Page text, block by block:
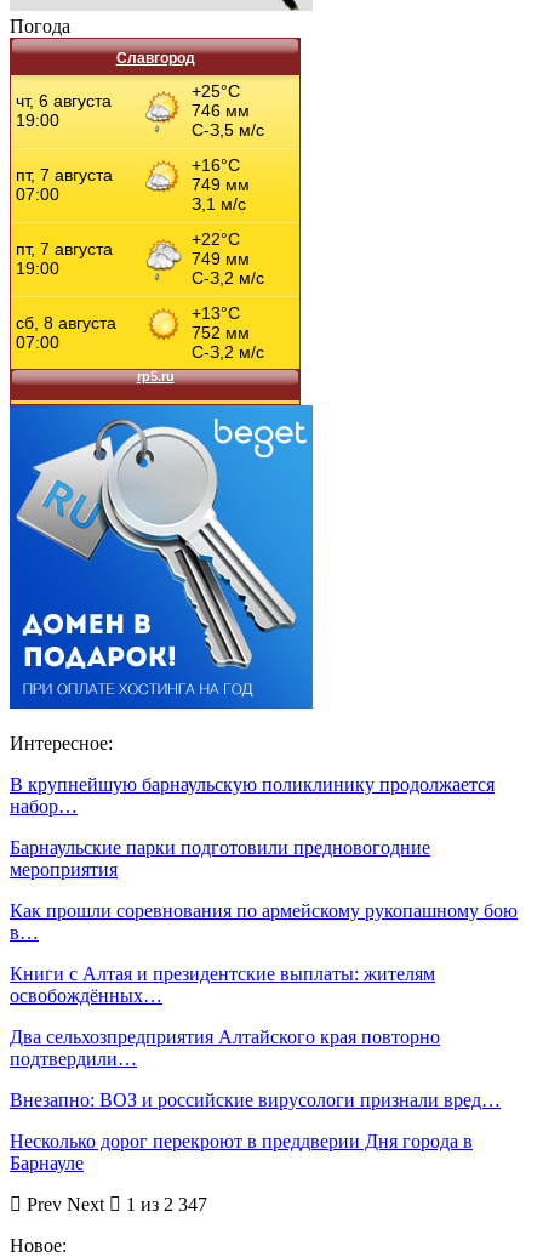
Погода
Славгород
Интересное:
В крупнейшую барнаульскую поликлинику продолжается
набор…
Барнаульские парки подготовили предновогодние
мероприятия
Как прошли соревнования по армейскому рукопашному бою
в…
Книги с Алтая и президентские выплаты: жителям
освобождённых…
Два сельхозпредприятия Алтайского края повторно
подтвердили…
Внезапно: ВОЗ и российские вирусологи признали вред…
Несколько дорог перекроют в преддверии Дня города в
Барнауле
Prev Next
1 из 2 347
Новое: